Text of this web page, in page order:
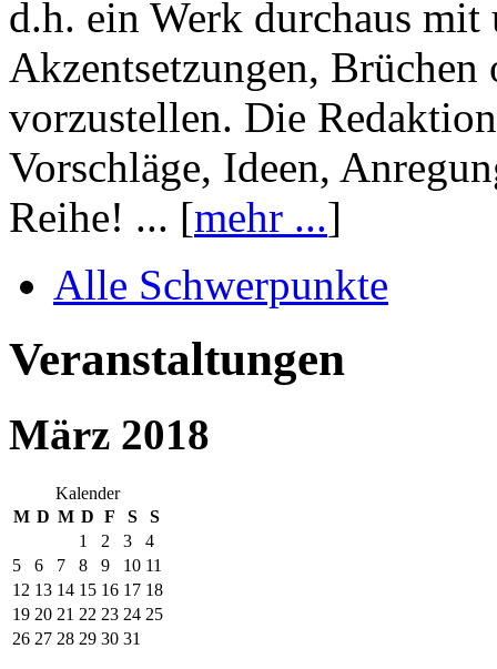
d.h. ein Werk durchaus mit
Akzentsetzungen, Brüchen
vorzustellen. Die
Vorschläge, Ideen,
Reihe! ... [mehr ...]
Alle Schwerpunkte
Veranstaltungen
März 2018
Kalender
M D M D F S
S
1
2 3
4
5
6 7 8 9 10 11
12 13 14 15 16 17 18
19 20 21 22 23 24 25
26 27 28 29 30 31